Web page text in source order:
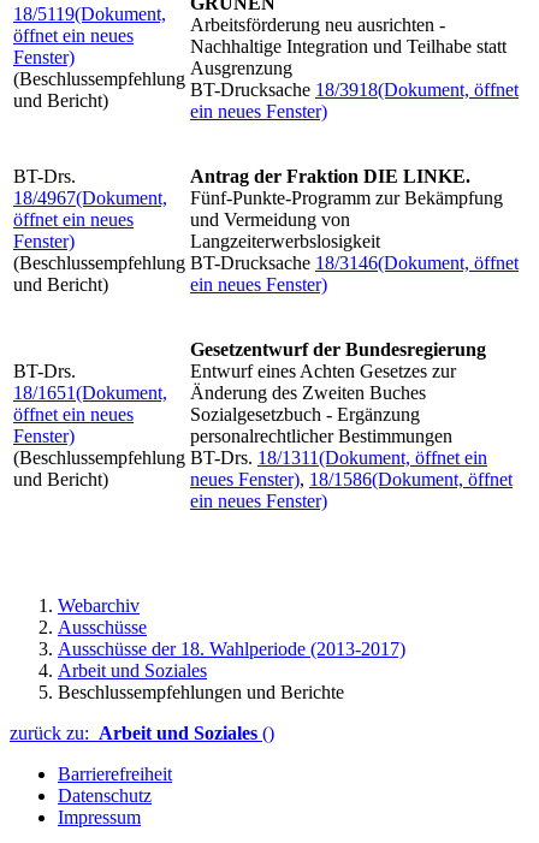
18/5119(Dokument,
öffnet ein neues
Fenster)
(Beschlussempfehlung
und Bericht)
Arbeitsförderung neu ausrichten -
Nachhaltige Integration und Teilhabe statt
Ausgrenzung
BT-Drucksache 18/3918(Dokument, öffnet
ein neues Fenster)
BT-Drs.
18/4967(Dokument,
öffnet ein neues
Fenster)
(Beschlussempfehlung
und Bericht)
Antrag der Fraktion DIE LINKE.
Fünf-Punkte-Programm zur Bekämpfung
und Vermeidung von
Langzeiterwerbslosigkeit
BT-Drucksache 18/3146(Dokument, öffnet
ein neues Fenster)
BT-Drs.
18/1651(Dokument,
öffnet ein neues
Fenster)
(Beschlussempfehlung
und Bericht)
Gesetzentwurf der Bundesregierung
Entwurf eines Achten Gesetzes zur
Änderung des Zweiten Buches
Sozialgesetzbuch - Ergänzung
personalrechtlicher Bestimmungen
BT-Drs. 18/1311(Dokument, öffnet ein
neues Fenster), 18/1586(Dokument, öffnet
ein neues Fenster)
Webarchiv
Ausschüsse
Ausschüsse der 18. Wahlperiode (2013-2017)
Arbeit und Soziales
Beschlussempfehlungen und Berichte
zurück zu: Arbeit und Soziales ()
Barrierefreiheit
Datenschutz
Impressum